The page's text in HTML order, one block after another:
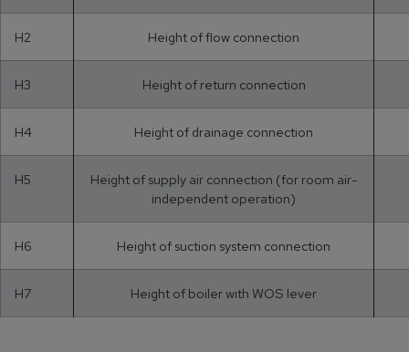
H2 Height of flow connection
H3 Height of return connection
H4 Height of drainage connection
H5
Height of supply air connection (for room air-
independent operation)
H6 Height of suction system connection
H7 Height of boiler with WOS lever